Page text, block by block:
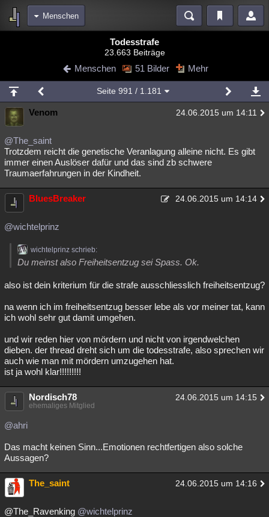
Menschen
Diskussionen Blogs Videos
Chat Wiki Neuigkeiten
meine Rubriken
Menschen Mystery Kriminalfälle
Spiritualität
Natur Umfragen Unterhaltung
Philosophie Träume Esoterik Literatur
Astronomie
Musik Clash Verbesserungen
Übersichten
Besucht Teilgenommen Alle Neue Geschlossen
Lesenswert Schlüsselwörter
Todesstrafe
23.663 Beiträge
Menschen 51 Bilder Mehr
Seite 991 / 1.181
Venom 24.06.2015 um 14:11
@The_saint
Trotzdem reicht die genetische Veranlagung alleine nicht. Es gibt
immer einen Auslöser dafür und das sind zb schwere
Traumaerfahrungen in der Kindheit.
BluesBreaker 24.06.2015 um 14:14
@wichtelprinz
wichtelprinz schrieb:
Du meinst also Freiheitsentzug sei Spass. Ok.
also ist dein kriterium für die strafe ausschliesslich freiheitsentzug?
na wenn ich im freiheitsentzug besser lebe als vor meiner tat, kann
ich wohl sehr gut damit umgehen.
und wir reden hier von mördern und nicht von irgendwelchen
dieben. der thread dreht sich um die todesstrafe, also sprechen wir
auch wie man mit mördern umzugehen hat.
ist ja wohl klar!!!!!!!!!
Nordisch78 24.06.2015 um 14:15
ehemaliges Mitglied
@ahri
Das macht keinen Sinn...Emotionen rechtfertigen also solche
Aussagen?
The_saint 24.06.2015 um 14:16
@The_Ravenking @wichtelprinz